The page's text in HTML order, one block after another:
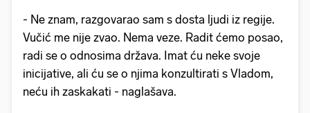
- Ne znam, razgovarao sam s dosta ljudi iz regije.
Vučić me nije zvao. Nema veze. Radit ćemo posao,
radi se o odnosima država. Imat ću neke svoje
inicijative, ali ću se o njima konzultirati s Vladom,
neću ih zaskakati - naglašava.